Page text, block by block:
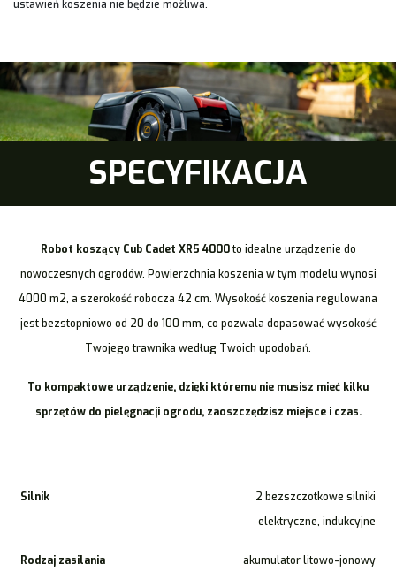
ustawień koszenia nie będzie możliwa.
SPECYFIKACJA
Robot koszący Cub Cadet XR5 4000to idealne urządzenie do
nowoczesnych ogrodów. Powierzchnia koszenia w tym modelu wynosi
4000 m2, a szerokość robocza 42 cm. Wysokość koszenia regulowana
jest bezstopniowo od 20 do 100 mm, co pozwala dopasować wysokość
Twojego trawnika według Twoich upodobań.
To kompaktowe urządzenie, dzięki któremu nie musisz mieć kilku
sprzętów do pielęgnacji ogrodu, zaoszczędzisz miejsce i czas.
Silnik
2 bezszczotkowe silniki
elektryczne, indukcyjne
Rodzaj zasilania akumulator litowo-jonowy